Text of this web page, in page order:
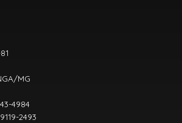
MG
4984
2493